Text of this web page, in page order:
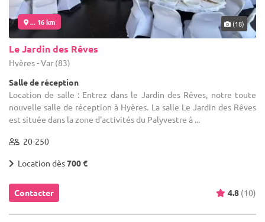
... 16 km (18)
Le Jardin des Rêves
Hyères - Var (83)
Salle de réception
Location de salle : Entrez dans le Jardin des Rêves, notre toute
nouvelle salle de réception à Hyères. La salle Le Jardin des Rêves
est située dans la zone d'activités du Palyvestre à ...
20-250
Location dès700 €
Contacter 4.8 (10)